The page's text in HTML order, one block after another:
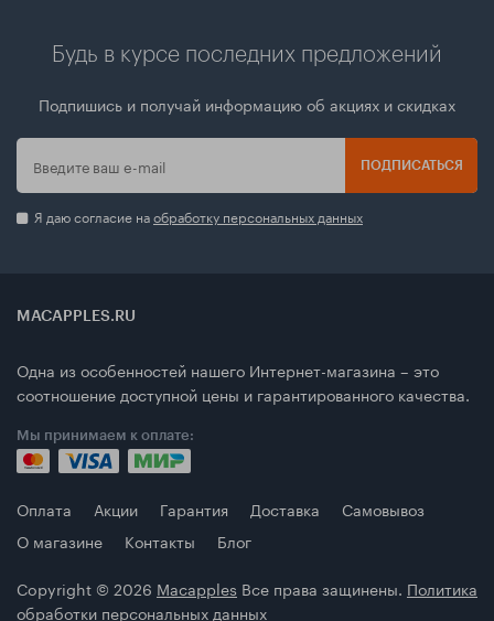
Будь в курсе последних предложений
Подпишись и получай информацию об акциях и скидках
ПОДПИСАТЬСЯ
Я даю согласие наобработку персональных данных
MACAPPLES.RU
Одна из особенностей нашего Интернет-магазина – это
соотношение доступной цены и гарантированного качества.
Мы принимаем к оплате:
Оплата Акции Гарантия Доставка
Самовывоз
О магазине
Контакты
Блог
Copyright © 2026 Macapples Все права защинены. Политика
обработки персональных данных